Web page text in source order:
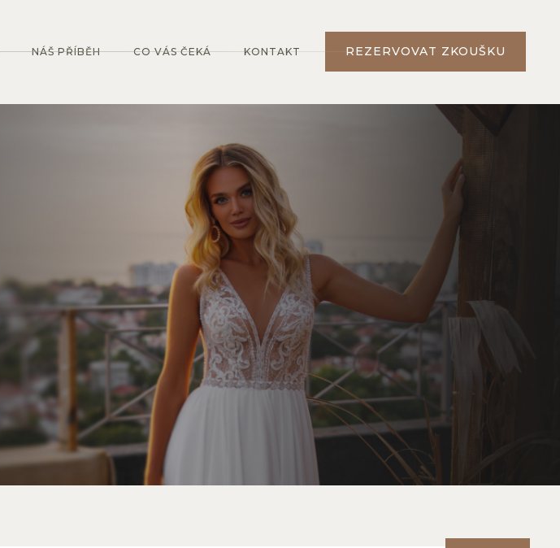
NÁŠ PŘÍBĚH CO VÁS ČEKÁ KONTAKT REZERVOVAT ZKOUŠKU